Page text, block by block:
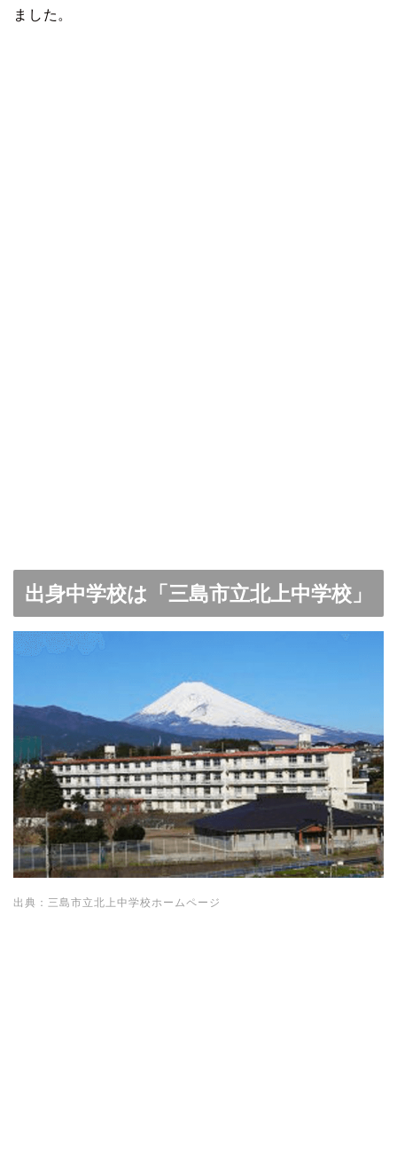
ました。
出身中学校は「三島市立北上中学校」
出典：三島市立北上中学校ホームページ